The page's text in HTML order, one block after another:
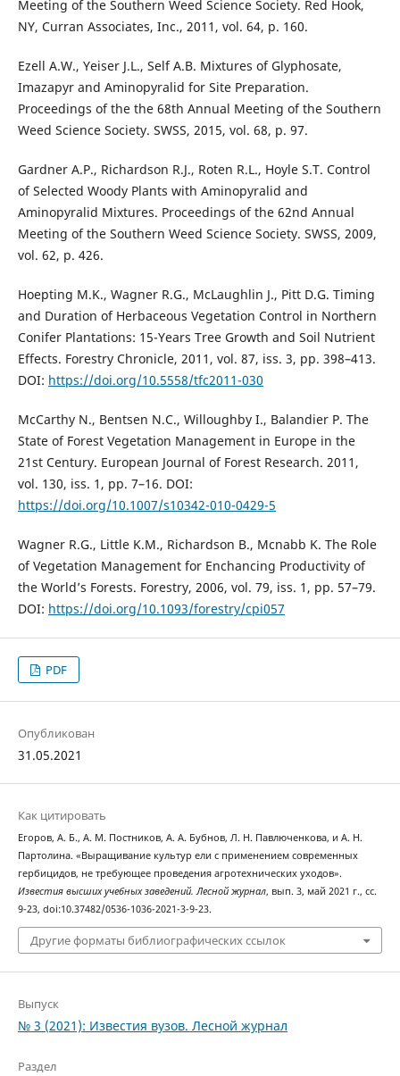
Meeting of the Southern Weed Science Society. Red Hook,
NY, Curran Associates, Inc., 2011, vol. 64, p. 160.
Ezell A.W., Yeiser J.L., Self A.B. Mixtures of Glyphosate,
Imazapyr and Aminopyralid for Site Preparation.
Proceedings of the the 68th Annual Meeting of the Southern
Weed Science Society. SWSS, 2015, vol. 68, p. 97.
Gardner A.P., Richardson R.J., Roten R.L., Hoyle S.T. Control
of Selected Woody Plants with Aminopyralid and
Aminopyralid Mixtures. Proceedings of the 62nd Annual
Meeting of the Southern Weed Science Society. SWSS, 2009,
vol. 62, p. 426.
Hoepting M.K., Wagner R.G., McLaughlin J., Pitt D.G. Timing
and Duration of Herbaceous Vegetation Control in Northern
Conifer Plantations: 15-Years Tree Growth and Soil Nutrient
Effects. Forestry Chronicle, 2011, vol. 87, iss. 3, рр. 398–413.
DOI: https://doi.org/10.5558/tfc2011-030
McCarthy N., Bentsen N.C., Willoughby I., Balandier P. The
State of Forest Vegetation Management in Europe in the
21st Century. European Journal of Forest Research. 2011,
vol. 130, iss. 1, рр. 7–16. DOI:
https://doi.org/10.1007/s10342-010-0429-5
Wagner R.G., Little K.M., Richardson B., Mcnabb K. The Role
of Vegetation Management for Enchancing Productivity of
the World’s Forests. Forestry, 2006, vol. 79, iss. 1, рр. 57–79.
DOI: https://doi.org/10.1093/forestry/cpi057
PDF
Опубликован
31.05.2021
Как цитировать
Егоров, А. Б., А. М. Постников, А. А. Бубнов, Л. Н. Павлюченкова, и А. Н.
Партолина. «Выращивание культур ели с применением современных
гербицидов, не требующее проведения агротехнических уходов».
Известия высших учебных заведений. Лесной журнал, вып. 3, май 2021 г., сс.
9-23, doi:10.37482/0536-1036-2021-3-9-23.
Другие форматы библиографических ссылок
Выпуск
№ 3 (2021): Известия вузов. Лесной журнал
Раздел